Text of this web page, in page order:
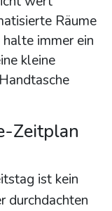
Räume
immer ein
kleine
Zeitplan
ist kein
durchdachten